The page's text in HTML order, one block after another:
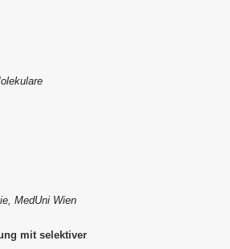
MedUni Wien
mit selektiver